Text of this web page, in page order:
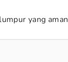
yang